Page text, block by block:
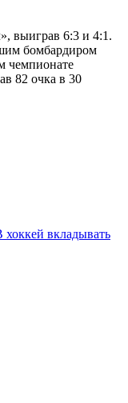
выиграв 6:3 и 4:1.
бомбардиром
чемпионате
82 очка в 30
вкладывать